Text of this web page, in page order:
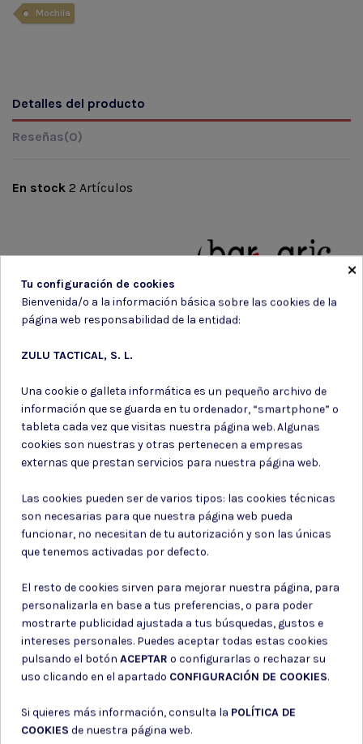
Mochila
Detalles del producto
Reseñas(0)
En stock 2 Artículos
Suscríbete a nuestro boletín
Puede darse de baja en cualquier momento. Para ello, consulte nuestra
información de contacto en el aviso legal.
Consiento el uso de mis datos para los fines indicados en la
Política de privacidad
Consiento el uso de mis datos personales para recibir publicidad
de su entidad.
×
Tu configuración de cookies
Bienvenida/o a la información básica sobre las cookies de la
página web responsabilidad de la entidad:
ZULU TACTICAL, S. L.
Una cookie o galleta informática es un pequeño archivo de
información que se guarda en tu ordenador, “smartphone” o
tableta cada vez que visitas nuestra página web. Algunas
cookies son nuestras y otras pertenecen a empresas
externas que prestan servicios para nuestra página web.
Las cookies pueden ser de varios tipos: las cookies técnicas
son necesarias para que nuestra página web pueda
funcionar, no necesitan de tu autorización y son las únicas
que tenemos activadas por defecto.
El resto de cookies sirven para mejorar nuestra página, para
personalizarla en base a tus preferencias, o para poder
mostrarte publicidad ajustada a tus búsquedas, gustos e
intereses personales. Puedes aceptar todas estas cookies
pulsando el botón ACEPTAR o configurarlas o rechazar su
uso clicando en el apartado CONFIGURACIÓN DE COOKIES.
Si quieres más información, consulta la POLÍTICA DE
COOKIES de nuestra página web.